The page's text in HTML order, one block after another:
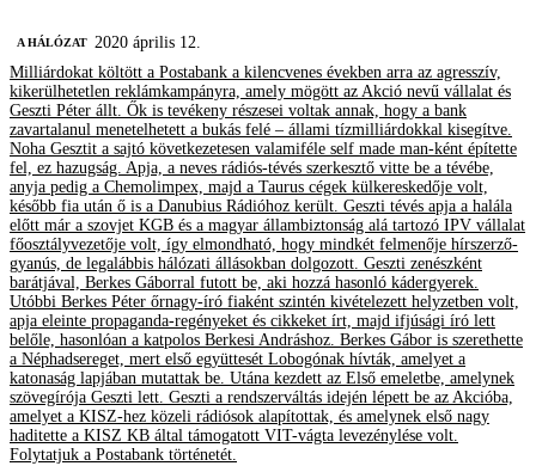
A HÁLÓZAT 2020 április 12.
Milliárdokat költött a Postabank a kilencvenes években arra az agresszív,
kikerülhetetlen reklámkampányra, amely mögött az Akció nevű vállalat és
Geszti Péter állt. Ők is tevékeny részesei voltak annak, hogy a bank
zavartalanul menetelhetett a bukás felé – állami tízmilliárdokkal kisegítve.
Noha Gesztit a sajtó következetesen valamiféle self made man-ként építette
fel, ez hazugság. Apja, a neves rádiós-tévés szerkesztő vitte be a tévébe,
anyja pedig a Chemolimpex, majd a Taurus cégek külkereskedője volt,
később fia után ő is a Danubius Rádióhoz került. Geszti tévés apja a halála
előtt már a szovjet KGB és a magyar állambiztonság alá tartozó IPV vállalat
főosztályvezetője volt, így elmondható, hogy mindkét felmenője hírszerző-
gyanús, de legalábbis hálózati állásokban dolgozott. Geszti zenészként
barátjával, Berkes Gáborral futott be, aki hozzá hasonló kádergyerek.
Utóbbi Berkes Péter őrnagy-író fiaként szintén kivételezett helyzetben volt,
apja eleinte propaganda-regényeket és cikkeket írt, majd ifjúsági író lett
belőle, hasonlóan a katpolos Berkesi Andráshoz. Berkes Gábor is szerethette
a Néphadsereget, mert első együttesét Lobogónak hívták, amelyet a
katonaság lapjában mutattak be. Utána kezdett az Első emeletbe, amelynek
szövegírója Geszti lett. Geszti a rendszerváltás idején lépett be az Akcióba,
amelyet a KISZ-hez közeli rádiósok alapítottak, és amelynek első nagy
haditette a KISZ KB által támogatott VIT-vágta levezénylése volt.
Folytatjuk a Postabank történetét.